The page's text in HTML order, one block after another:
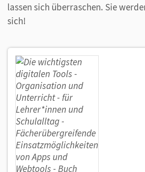
lassen sich überraschen. Sie
sich!